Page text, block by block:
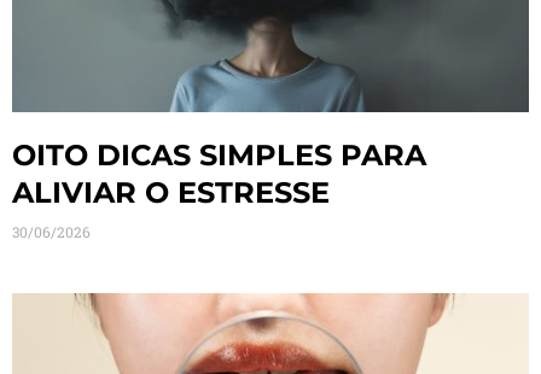
OITO DICAS SIMPLES PARA
ALIVIAR O ESTRESSE
30/06/2026